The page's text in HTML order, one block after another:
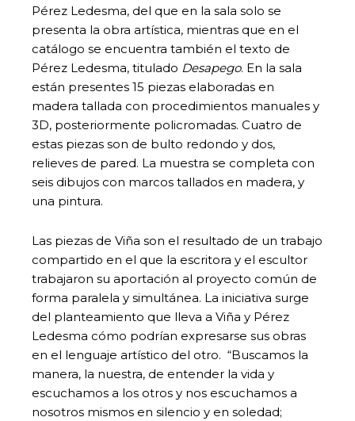
Pérez Ledesma, del que en la sala solo se
presenta la obra artística, mientras que en el
catálogo se encuentra también el texto de
Pérez Ledesma, titulado Desapego. En la sala
están presentes 15 piezas elaboradas en
madera tallada con procedimientos manuales y
3D, posteriormente policromadas. Cuatro de
estas piezas son de bulto redondo y dos,
relieves de pared. La muestra se completa con
seis dibujos con marcos tallados en madera, y
una pintura.
Las piezas de Viña son el resultado de un trabajo
compartido en el que la escritora y el escultor
trabajaron su aportación al proyecto común de
forma paralela y simultánea. La iniciativa surge
del planteamiento que lleva a Viña y Pérez
Ledesma cómo podrían expresarse sus obras
en el lenguaje artístico del otro. “Buscamos la
manera, la nuestra, de entender la vida y
escuchamos a los otros y nos escuchamos a
nosotros mismos en silencio y en soledad;